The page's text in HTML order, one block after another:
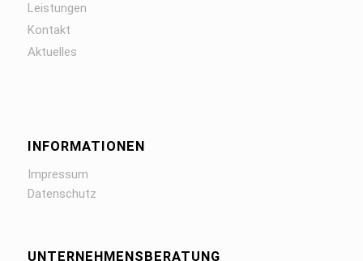
Leistungen
Kontakt
Aktuelles
INFORMATIONEN
Impressum
Datenschutz
UNTERNEHMENSBERATUNG